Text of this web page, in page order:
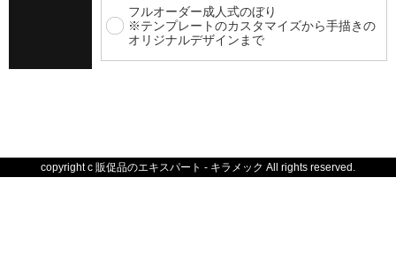
フルオーダー成人式のぼり
※テンプレートのカスタマイズから手描きの
オリジナルデザインまで
copyright c 販促品のエキスパート - キラメック All rights reserved.